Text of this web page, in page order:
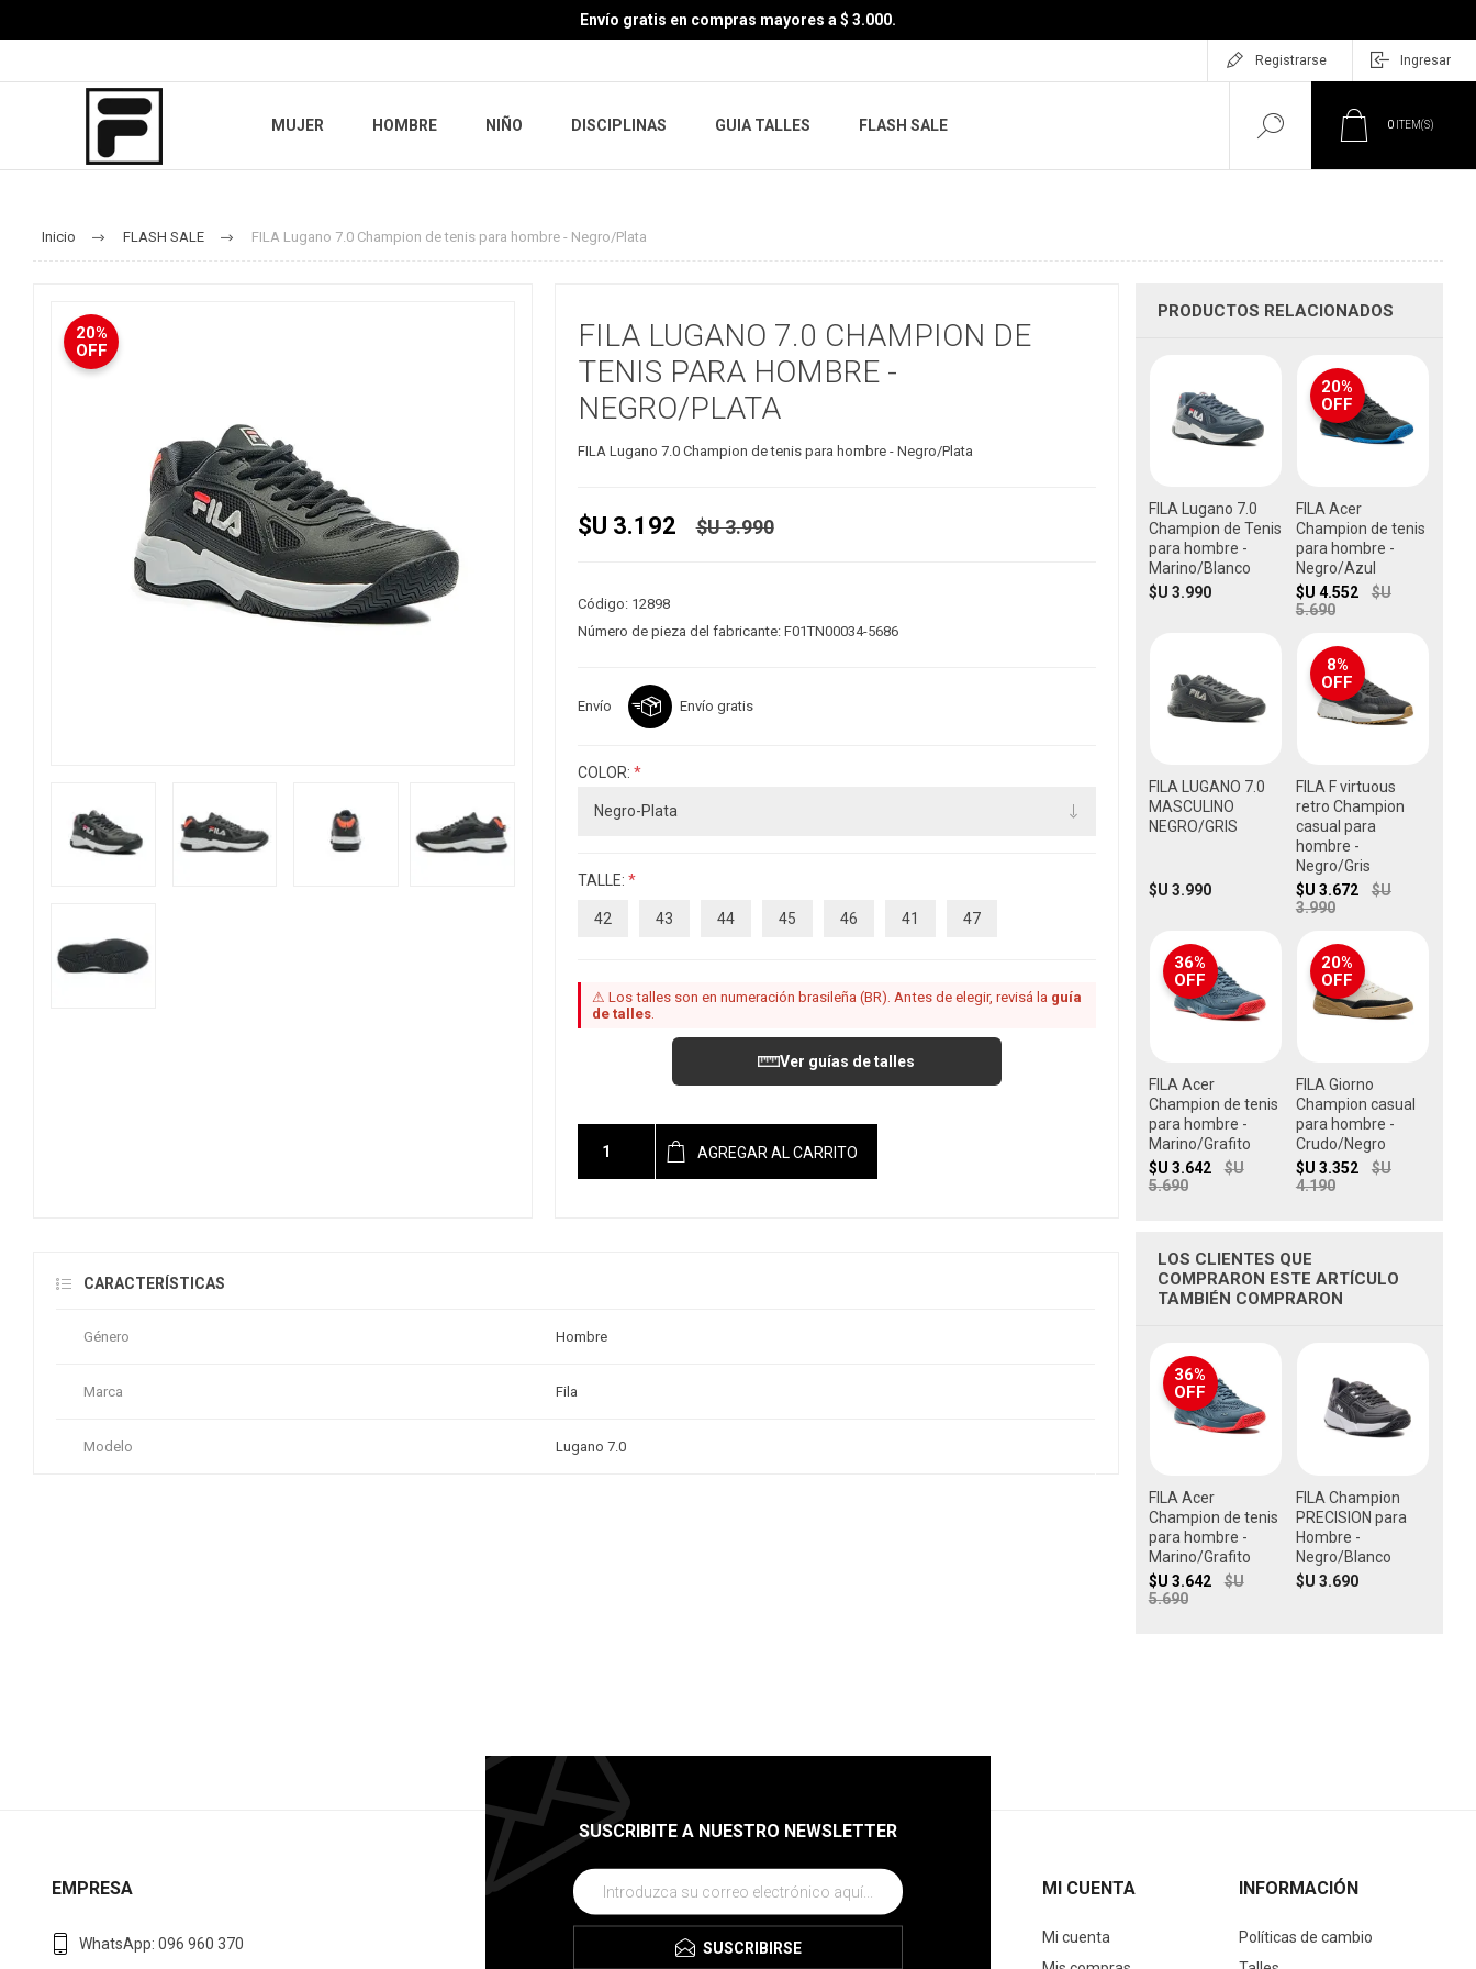
Envío gratis en compras mayores a $ 3.000.
Registrarse Ingresar
MUJER HOMBRE NIÑO DISCIPLINAS GUIA TALLES FLASH SALE 0 ITEM(S)
Inicio FLASH SALE FILA Lugano 7.0 Champion de tenis para hombre - Negro/Plata
20%
OFF
FILA LUGANO 7.0 CHAMPION DE
TENIS PARA HOMBRE -
NEGRO/PLATA
FILA Lugano 7.0 Champion de tenis para hombre - Negro/Plata
$U 3.192 $U 3.990
Código: 12898
Número de pieza del fabricante: F01TN00034-5686
Envío Envío gratis
COLOR: *
TALLE: *
42 43 44 45 46 41 47
⚠ Los talles son en numeración brasileña (BR). Antes de elegir, revisá la guía
de talles.
Ver guías de talles
AGREGAR AL CARRITO
CARACTERÍSTICAS
Género Hombre
Marca Fila
Modelo Lugano 7.0
PRODUCTOS RELACIONADOS
FILA Lugano 7.0
Champion de Tenis
para hombre -
Marino/Blanco
$U 3.990
20%
OFF
FILA Acer
Champion de tenis
para hombre -
Negro/Azul
$U 4.552
$U
5.690
FILA LUGANO 7.0
MASCULINO
NEGRO/GRIS
$U 3.990
8%
OFF
FILA F virtuous
retro Champion
casual para
hombre -
Negro/Gris
$U 3.672
$U
3.990
36%
OFF
FILA Acer
Champion de tenis
para hombre -
Marino/Grafito
$U 3.642
$U
5.690
20%
OFF
FILA Giorno
Champion casual
para hombre -
Crudo/Negro
$U 3.352
$U
4.190
LOS CLIENTES QUE
COMPRARON ESTE ARTÍCULO
TAMBIÉN COMPRARON
36%
OFF
FILA Acer
Champion de tenis
para hombre -
Marino/Grafito
$U 3.642
$U
5.690
FILA Champion
PRECISION para
Hombre -
Negro/Blanco
$U 3.690
SUSCRIBITE A NUESTRO NEWSLETTER
SUSCRIBIRSE
EMPRESA
WhatsApp: 096 960 370
MI CUENTA
Mi cuenta
INFORMACIÓN
Políticas de cambio